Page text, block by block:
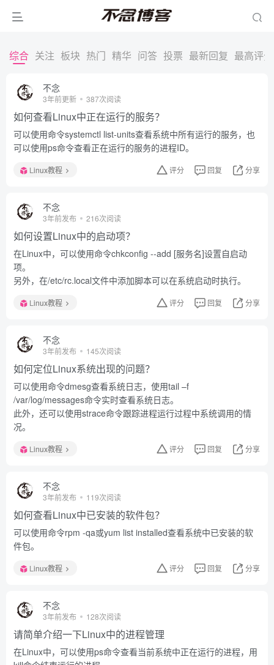
综合 关注 板块 热门 精华 问答 投票 最新回复 最高评分
不念
3年前更新 387次阅读
如何查看Linux中正在运行的服务？
可以使用命令systemctl list-units查看系统中所有运行的服务，也
可以使用ps命令查看正在运行的服务的进程ID。
Linux教程 评分 回复 分享
不念
3年前发布 216次阅读
如何设置Linux中的启动项？
在Linux中，可以使用命令chkconfig --add [服务名]设置自启动
项。
另外，在/etc/rc.local文件中添加脚本可以在系统启动时执行。
Linux教程 评分 回复 分享
不念
3年前发布 145次阅读
如何定位Linux系统出现的问题？
可以使用命令dmesg查看系统日志，使用tail –f
/var/log/messages命令实时查看系统日志。
此外，还可以使用strace命令跟踪进程运行过程中系统调用的情
况。
Linux教程 评分 回复 分享
不念
3年前发布 119次阅读
如何查看Linux中已安装的软件包？
可以使用命令rpm -qa或yum list installed查看系统中已安装的软
件包。
Linux教程 评分 回复 分享
不念
3年前发布 128次阅读
请简单介绍一下Linux中的进程管理
在Linux中，可以使用ps命令查看当前系统中正在运行的进程，用